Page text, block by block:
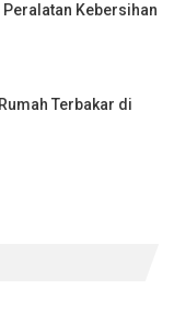
Peralatan Kebersihan
Terbakar di